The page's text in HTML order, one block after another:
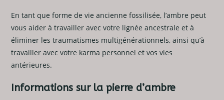
En tant que forme de vie ancienne fossilisée, l’ambre peut
vous aider à travailler avec votre lignée ancestrale et à
éliminer les traumatismes multigénérationnels, ainsi qu’à
travailler avec votre karma personnel et vos vies
antérieures.
Informations sur la pierre d’ambre